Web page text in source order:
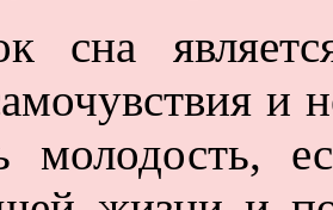
сна
и
молодость,